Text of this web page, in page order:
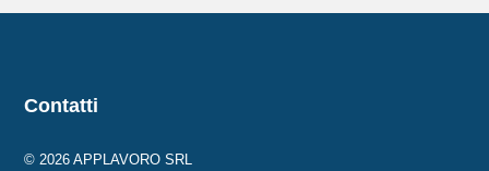
Contatti
© 2026 APPLAVORO SRL